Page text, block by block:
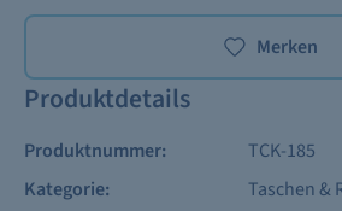
Merken
Produktdetails
Produktnummer:
TCK-185
Kategorie:
Taschen &